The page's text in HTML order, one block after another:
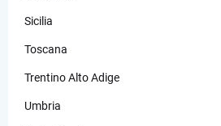
Sicilia
Toscana
Trentino Alto Adige
Umbria